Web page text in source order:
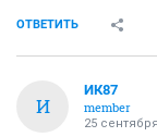
ОТВЕТИТЬ
И
ИК87
member
25